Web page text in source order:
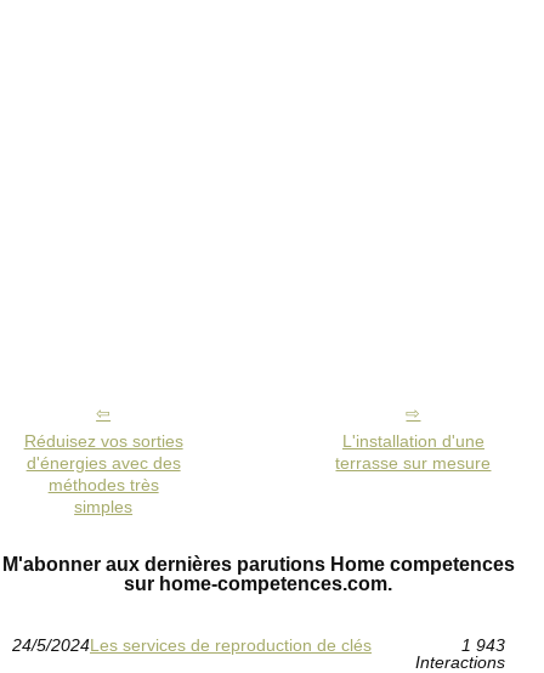
Réduisez vos sorties
d'énergies avec des
méthodes très
simples
L'installation d'une
terrasse sur mesure
M'abonner aux dernières parutions Home competences
sur home-competences.com.
24/5/2024Les services de reproduction de clés
1 943
Interactions